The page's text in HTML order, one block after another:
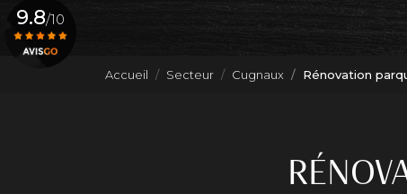
9.8/10
Accueil Secteur Cugnaux Rénovation